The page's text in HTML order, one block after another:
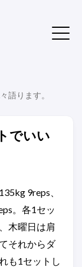
語ります。
でいい
9reps、
。各1セッ
木曜日は肩
それからダ
も1セットし